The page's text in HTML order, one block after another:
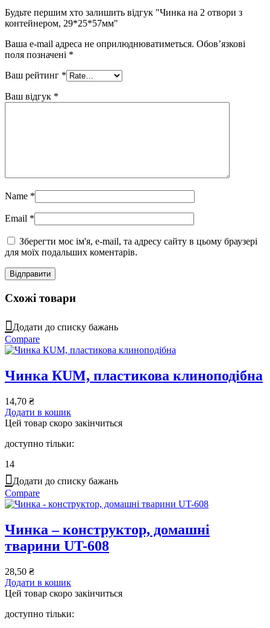
Будьте першим хто залишить відгук "Чинка на 2 отвори з
контейнером, 29*25*57мм"
Ваша e-mail адреса не оприлюднюватиметься. Обов’язкові
поля позначені *
Ваш рейтинг *
Ваш відгук *
Name *
Email *
Зберегти моє ім'я, e-mail, та адресу сайту в цьому браузері
для моїх подальших коментарів.
Схожі товари
Додати до списку бажань
Compare
Чинка КUM, пластикова клиноподібна
14,70 ₴
Додати в кошик
Цей товар скоро закінчиться
доступно тільки:
14
Додати до списку бажань
Compare
Чинка – конструктор, домашні
тварини UT-608
28,50 ₴
Додати в кошик
Цей товар скоро закінчиться
доступно тільки: